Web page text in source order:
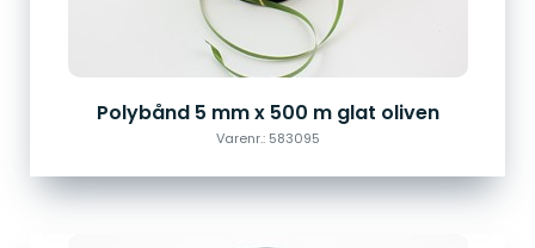
Polybånd 5 mm x 500 m glat oliven
Varenr.: 583095